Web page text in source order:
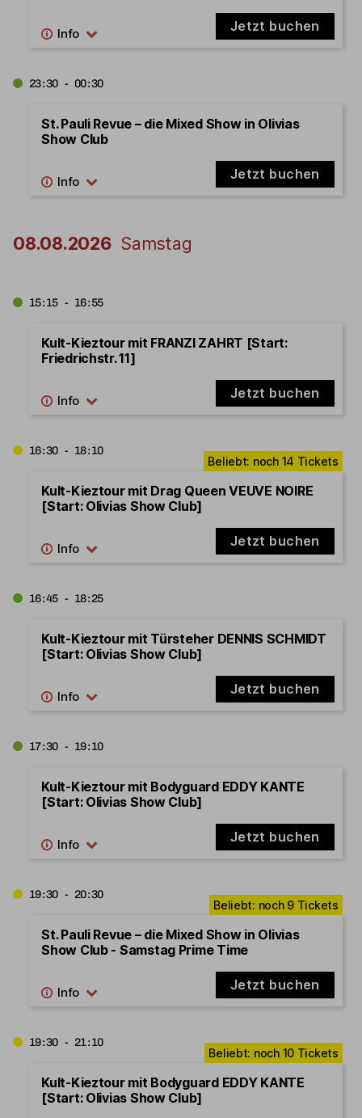
Jetzt buchen
23:30 - 00:30
St. Pauli Revue – die Mixed Show in Olivias
Show Club
Jetzt buchen
08.08.2026 Samstag
15:15 - 16:55
Kult-Kieztour mit FRANZI ZAHRT [Start:
Friedrichstr. 11]
Jetzt buchen
16:30 - 18:10
Kult-Kieztour mit Drag Queen VEUVE NOIRE
[Start: Olivias Show Club]
Jetzt buchen
16:45 - 18:25
Kult-Kieztour mit Türsteher DENNIS SCHMIDT
[Start: Olivias Show Club]
Jetzt buchen
17:30 - 19:10
Kult-Kieztour mit Bodyguard EDDY KANTE
[Start: Olivias Show Club]
Jetzt buchen
19:30 - 20:30
St. Pauli Revue – die Mixed Show in Olivias
Show Club - Samstag Prime Time
Jetzt buchen
19:30 - 21:10
Kult-Kieztour mit Bodyguard EDDY KANTE
[Start: Olivias Show Club]